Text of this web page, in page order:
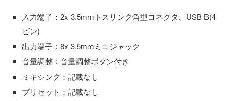
入力端子：2x 3.5mmトスリンク角型コネクタ、USB B(4
ピン)
出力端子：8x 3.5mmミニジャック
音量調整：音量調整ボタン付き
ミキシング：記載なし
プリセット：記載なし